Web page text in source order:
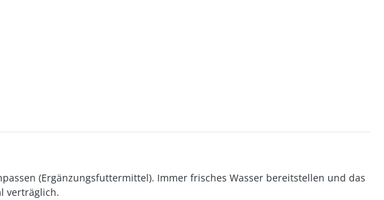
(Ergänzungsfuttermittel). Immer frisches Wasser bereitstellen und das
verträglich.